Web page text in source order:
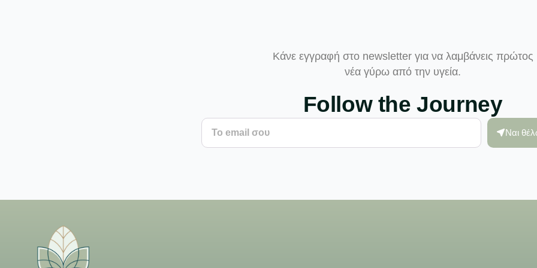
Κάνε εγγραφή στο newsletter για να λαμβάνεις πρώτος
νέα γύρω από την υγεία.
Follow the Journey
Ναι